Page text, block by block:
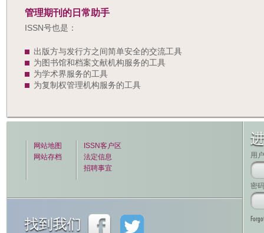
管理期刊的日常助手
ISSN号也是：
出版方与发行方之间简单安全的交流工具
为图书馆和档案文献机构服务的工具
为学术界服务的工具
为复制权管理机构服务的工具
网站地图
网站存档
ISSN客户区
法定信息
招聘事宜
找到我们
用
密码